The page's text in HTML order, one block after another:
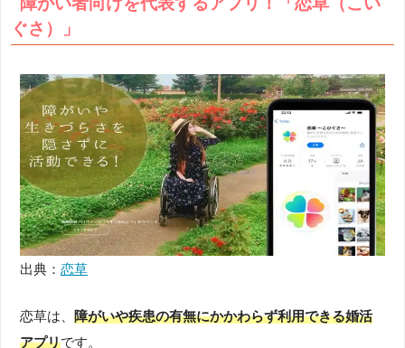
ぐさ）」
出典：恋草
恋草は、障がいや疾患の有無にかかわらず利用できる婚活
アプリです。